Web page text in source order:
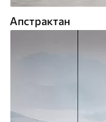
Апстрактан